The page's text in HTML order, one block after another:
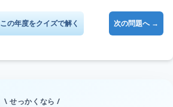
この年度をクイズで解く 次の問題へ →
\ せっかくなら /